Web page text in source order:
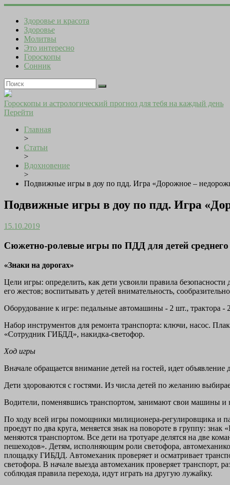
Здоровье и красота
Здоровье
Молитвы
Это интересно
Гороскопы
Сонник
Гороскопы и астрологический прогноз для тебя на каждый день
Перейти
Главная
>
Статьи
>
Вдохновение
>
Подвижные игры в доу по пдд. Игра «Дорожное –
Подвижные игры в доу по пдд. Игра
15.10.2019
Сюжетно-ролевые игры по ПДД для детей
«Знаки на дорогах»
Цели игры: определить, как дети усвоили правила
его жестов; воспитывать у детей внимательность,
Оборудование к игре: педальные автомашины - 2 шт., трактора
Набор инструментов для ремонта транспорта: ключи, насос.
«Сотрудник ГИБДД», накидка-светофор.
Ход игры
Вначале обращается внимание детей на гостей, идет
Дети здороваются с гостями. Из числа детей по желанию
Водители, поменявшись транспортом, занимают свои машины и
По ходу всей игры помощники милиционера-регулировщика и
проедут по два круга, меняется знак на повороте в группу:
меняются транспортом. Все дети на тротуаре делятся на две
пешеходов». Детям, исполняющим роли светофора,
площадку ГИБДД. Автомеханик проверяет и осматривает
светофора. В начале выезда автомеханик проверяет
соблюдая правила перехода, идут играть на другую лужайку.